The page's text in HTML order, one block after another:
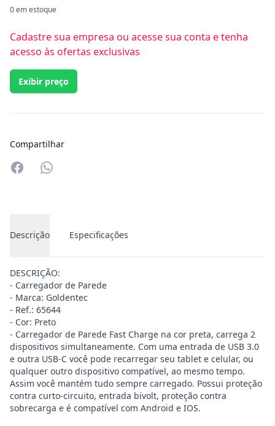
0 em estoque
Cadastre sua empresa ou acesse sua conta e tenha
acesso às ofertas exclusivas
Exibir preço
Compartilhar
Compartilhar no Whatsapp
Descrição Especificações
DESCRIÇÃO:
- Carregador de Parede
- Marca: Goldentec
- Ref.: 65644
- Cor: Preto
- Carregador de Parede Fast Charge na cor preta, carrega 2
dispositivos simultaneamente. Com uma entrada de USB 3.0
e outra USB-C você pode recarregar seu tablet e celular, ou
qualquer outro dispositivo compatível, ao mesmo tempo.
Assim você mantém tudo sempre carregado. Possui proteção
contra curto-circuito, entrada bivolt, proteção contra
sobrecarga e é compatível com Android e IOS.